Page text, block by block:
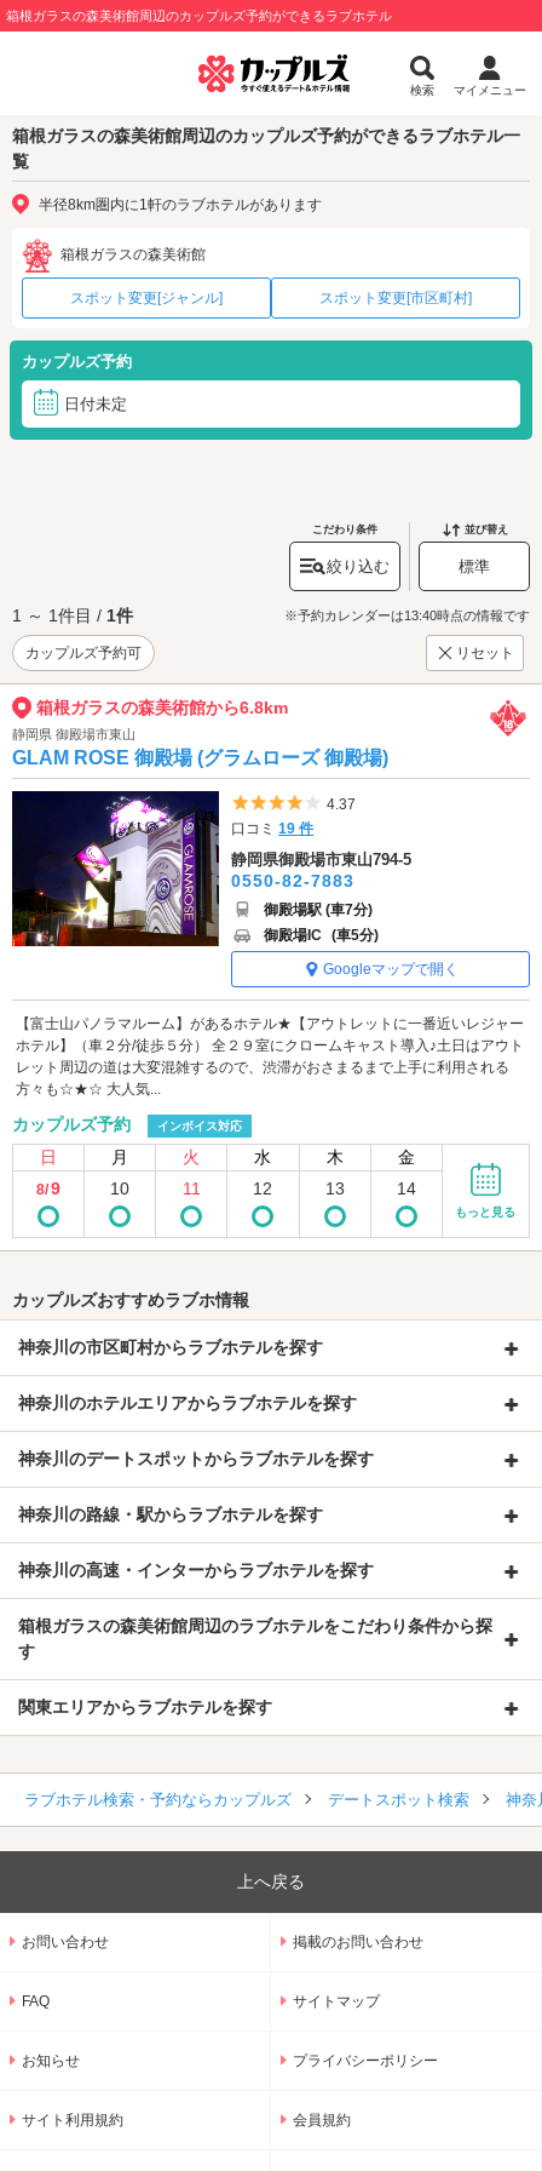
箱根ガラスの森美術館周辺のカップルズ予約ができるラブホテル
検索 マイメニュー
箱根ガラスの森美術館周辺のカップルズ予約ができるラブホテル一
覧
半径8km圏内に1軒のラブホテルがあります
箱根ガラスの森美術館
スポット変更[ジャンル] スポット変更[市区町村]
カップルズ予約
日付未定
こだわり条件
絞り込む
並び替え
標準
1 ～ 1件目 / 1件 ※予約カレンダーは13:40時点の情報です
カップルズ予約可 リセット
箱根ガラスの森美術館から6.8km
静岡県 御殿場市東山
GLAM ROSE 御殿場 (グラムローズ 御殿場)
5つ星のうち4
4.37
口コミ19 件
静岡県御殿場市東山794-5
0550-82-7883
御殿場駅 (車7分)
御殿場IC (車5分)
Googleマップで開く
【富士山パノラマルーム】があるホテル★【アウトレットに一番近いレジャー
ホテル】（車２分/徒歩５分） 全２９室にクロームキャスト導入♪土日はアウト
レット周辺の道は大変混雑するので、渋滞がおさまるまで上手に利用される
方々も☆★☆ 大人気...
カップルズ予約 インボイス対応
日 月 火 水 木 金
8/9 10 11 12 13 14
もっと見る
カップルズおすすめラブホ情報
神奈川の市区町村からラブホテルを探す
神奈川のホテルエリアからラブホテルを探す
神奈川のデートスポットからラブホテルを探す
神奈川の路線・駅からラブホテルを探す
神奈川の高速・インターからラブホテルを探す
箱根ガラスの森美術館周辺のラブホテルをこだわり条件から探
す
関東エリアからラブホテルを探す
ラブホテル検索・予約ならカップルズ デートスポット検索 神奈
上へ戻る
お問い合わせ 掲載のお問い合わせ
FAQ サイトマップ
お知らせ プライバシーポリシー
サイト利用規約 会員規約